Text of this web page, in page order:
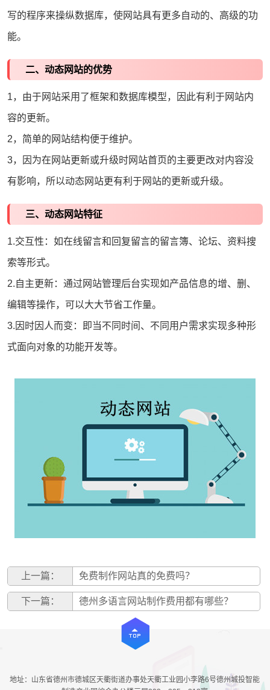
写的程序来操纵数据库，使网站具有更多自动的、高级的功
能。
二、动态网站的优势
1，由于网站采用了框架和数据库模型，因此有利于网站内
容的更新。
2，简单的网站结构便于维护。
3，因为在网站更新或升级时网站首页的主要更改对内容没
有影响，所以动态网站更有利于网站的更新或升级。
三、动态网站特征
1.交互性：如在线留言和回复留言的留言簿、论坛、资料搜
索等形式。
2.自主更新：通过网站管理后台实现如产品信息的增、删、
编辑等操作，可以大大节省工作量。
3.因时因人而变：即当不同时间、不同用户需求实现多种形
式面向对象的功能开发等。
上一篇： 免费制作网站真的免费吗？
下一篇： 德州多语言网站制作费用都有哪些？
地址：山东省德州市德城区天衢街道办事处天衢工业园小李路6号德州城投智能